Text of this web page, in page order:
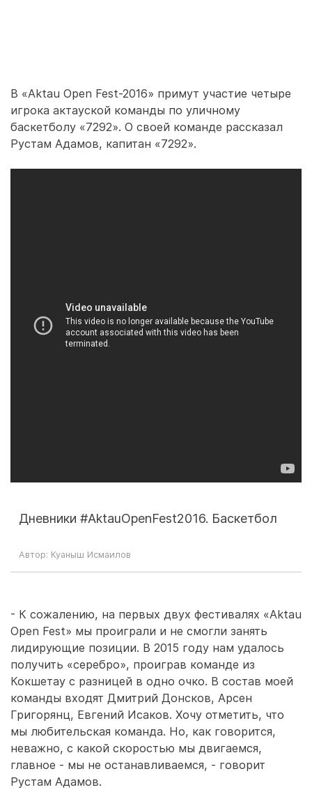
В «Aktau Open Fest-2016» примут участие четыре
игрока актауской команды по уличному
баскетболу «7292». О своей команде рассказал
Рустам Адамов, капитан «7292».
Дневники #AktauOpenFest2016. Баскетбол
Автор: Куаныш Исмаилов
- К сожалению, на первых двух фестивалях «Aktau
Open Fest» мы проиграли и не смогли занять
лидирующие позиции. В 2015 году нам удалось
получить «серебро», проиграв команде из
Кокшетау с разницей в одно очко. В состав моей
команды входят Дмитрий Донсков, Арсен
Григорянц, Евгений Исаков. Хочу отметить, что
мы любительская команда. Но, как говорится,
неважно, с какой скоростью мы двигаемся,
главное - мы не останавливаемся, - говорит
Рустам Адамов.